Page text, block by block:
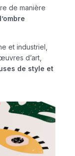
de manière
et industriel,
d’art,
de style et